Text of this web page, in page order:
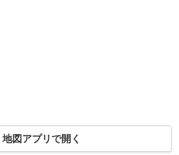
地図アプリで開く